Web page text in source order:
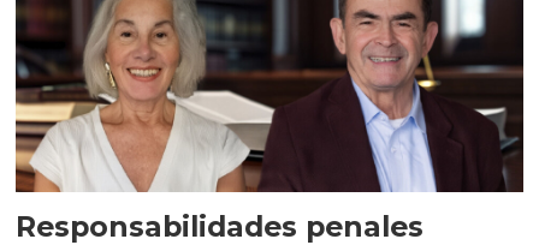
Responsabilidades penales